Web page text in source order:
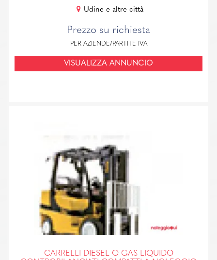
Udine e altre città
Prezzo su richiesta
PER AZIENDE/PARTITE IVA
VISUALIZZA ANNUNCIO
CARRELLI DIESEL O GAS LIQUIDO